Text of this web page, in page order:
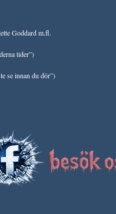
Goddard m.fl.
tider”)
se innan du dör”)